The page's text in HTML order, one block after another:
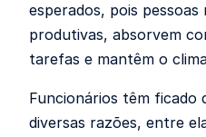
esperados, pois pessoas
produtivas, absorvem
tarefas e mantêm o
Funcionários têm ficado
diversas razões, entre